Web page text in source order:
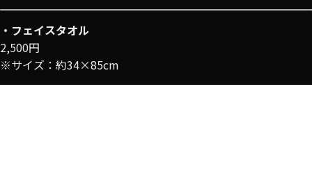
・フェイスタオル
2,500円
※サイズ：約34×85cm